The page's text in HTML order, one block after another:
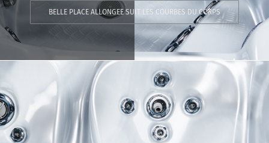
BELLE PLACE ALLONGEE SUIT LES COURBES DU CORPS